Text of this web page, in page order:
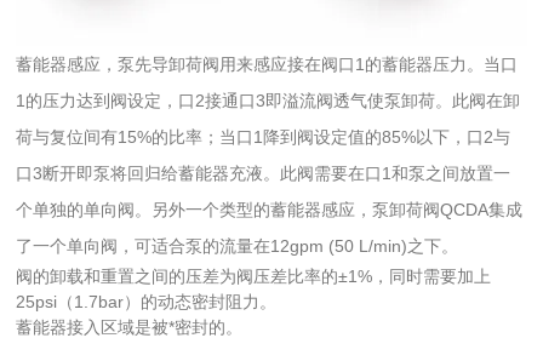
蓄能器感应，泵先导卸荷阀用来感应接在阀口1的蓄能器压力。当口
1的压力达到阀设定，口2接通口3即溢流阀透气使泵卸荷。此阀在卸
荷与复位间有15%的比率；当口1降到阀设定值的85%以下，口2与
口3断开即泵将回归给蓄能器充液。此阀需要在口1和泵之间放置一
个单独的单向阀。另外一个类型的蓄能器感应，泵卸荷阀QCDA集成
了一个单向阀，可适合泵的流量在12gpm (50 L/min)之下。
阀的卸载和重置之间的压差为阀压差比率的±1%，同时需要加上
25psi（1.7bar）的动态密封阻力。
蓄能器接入区域是被*密封的。